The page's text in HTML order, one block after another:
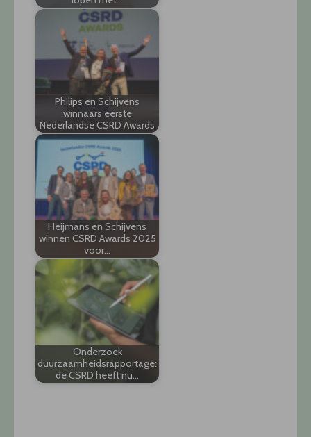
Philips en Schijvens
winnaars eerste
Nederlandse CSRD Awards
Heijmans en Schijvens
winnen CSRD Awards 2025
voor…
Onderzoek
duurzaamheidsrapportage:
de CSRD heeft nu…